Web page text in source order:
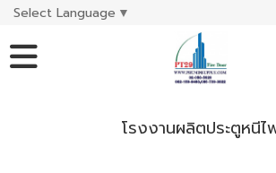
Select Language ▼
โรงงานผลิตประตูหนีไ